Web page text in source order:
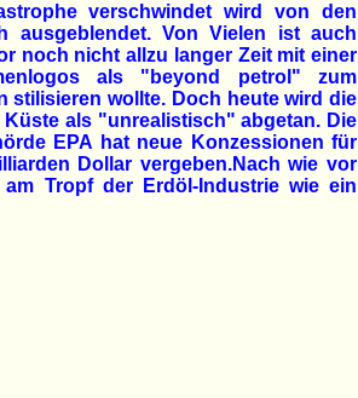
verschwindet wird von den
ausgeblendet. Von Vielen ist auch
noch nicht allzu langer Zeit mit einer
als "beyond petrol" zum
stilisieren wollte. Doch heute wird die
als "unrealistisch" abgetan. Die
EPA hat neue Konzessionen für
Dollar vergeben.Nach wie vor
Tropf der Erdöl-Industrie wie ein